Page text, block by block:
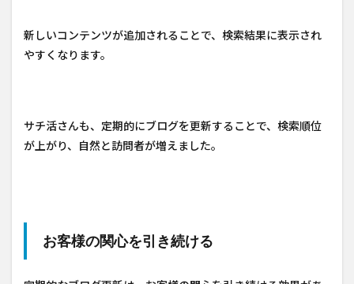
新しいコンテンツが追加されることで、検索結果に表示され
やすくなります。
サチ活さんも、定期的にブログを更新することで、検索順位
が上がり、自然と訪問者が増えました。
お客様の関心を引き続ける